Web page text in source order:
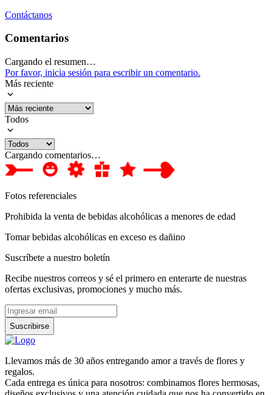
Contáctanos
Comentarios
Cargando el resumen…
Por favor, inicia sesión para escribir un comentario.
Más reciente
Todos
Cargando comentarios…
Fotos referenciales
Prohibida la venta de bebidas alcohólicas a menores de edad
Tomar bebidas alcohólicas en exceso es dañino
Suscríbete a nuestro boletín
Recibe nuestros correos y sé el primero en enterarte de nuestras
ofertas exclusivas, promociones y mucho más.
Suscribirse
Llevamos más de 30 años entregando amor a través de flores y
regalos.
Cada entrega es única para nosotros: combinamos flores hermosas,